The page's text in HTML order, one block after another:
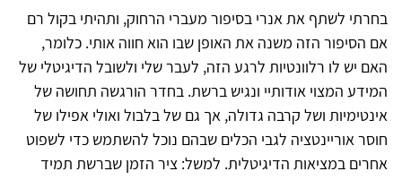
בחרתי לשתף את אנרי בסיפור מעברי הרחוק, ותהיתי בקול רם
אם הסיפור הזה משנה את האופן שבו הוא חווה אותי. כלומר,
האם יש לו רלוונטיות לרגע הזה, לעבר שלי ולשובל הדיגיטלי של
המידע המצוי אודותיי ונגיש ברשת. בחדר הורגשה תחושה של
אינטימיות ושל קרבה גדולה, אך גם של בלבול ואולי אפילו של
חוסר אוריינטציה לגבי הכלים שבהם נוכל להשתמש כדי לשפוט
אחרים במציאות הדיגיטלית. למשל: ציר הזמן שברשת תמיד